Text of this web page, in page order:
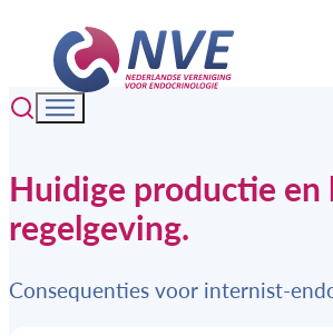
Huidige productie
regelgeving.
Consequenties voor internist-